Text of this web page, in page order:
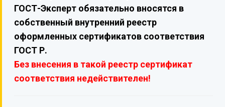
ГОСТ-Эксперт обязательно вносятся в
собственный внутренний реестр
оформленных сертификатов соответствия
ГОСТ Р.
Без внесения в такой реестр сертификат
соответствия недействителен!